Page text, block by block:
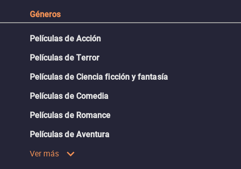
Géneros
Películas de Acción
Películas de Terror
Películas de Ciencia ficción y fantasía
Películas de Comedia
Películas de Romance
Películas de Aventura
Ver más